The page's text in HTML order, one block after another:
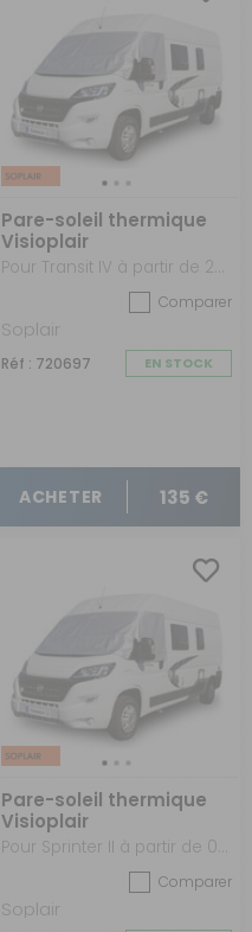
Pare-soleil thermique
Visioplair
Comparer
Soplair
Réf : 720697 EN STOCK
ACHETER 135 €
Pare-soleil thermique
Visioplair
Comparer
Soplair